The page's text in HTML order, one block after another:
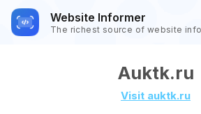
Website Informer
The richest source of website
Auktk.ru
Visit auktk.ru